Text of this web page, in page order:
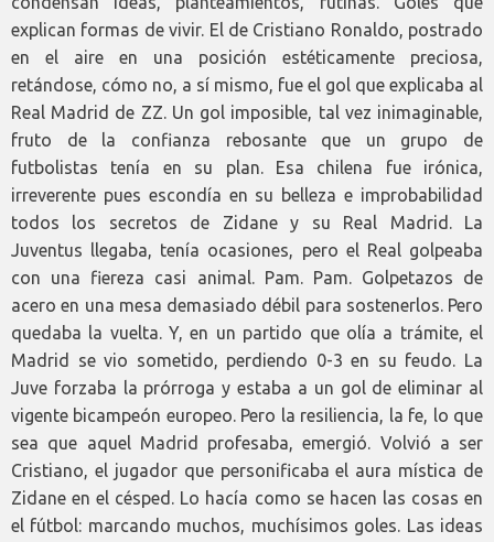
explican formas de vivir. El de Cristiano Ronaldo, postrado
en el aire en una posición estéticamente preciosa,
retándose, cómo no, a sí mismo, fue el gol que explicaba al
Real Madrid de ZZ. Un gol imposible, tal vez inimaginable,
fruto de la confianza rebosante que un grupo de
futbolistas tenía en su plan. Esa chilena fue irónica,
irreverente pues escondía en su belleza e improbabilidad
todos los secretos de Zidane y su Real Madrid. La
Juventus llegaba, tenía ocasiones, pero el Real golpeaba
con una fiereza casi animal. Pam. Pam. Golpetazos de
acero en una mesa demasiado débil para sostenerlos. Pero
quedaba la vuelta. Y, en un partido que olía a trámite, el
Madrid se vio sometido, perdiendo 0-3 en su feudo. La
Juve forzaba la prórroga y estaba a un gol de eliminar al
vigente bicampeón europeo. Pero la resiliencia, la fe, lo que
sea que aquel Madrid profesaba, emergió. Volvió a ser
Cristiano, el jugador que personificaba el aura mística de
Zidane en el césped. Lo hacía como se hacen las cosas en
el fútbol: marcando muchos, muchísimos goles. Las ideas